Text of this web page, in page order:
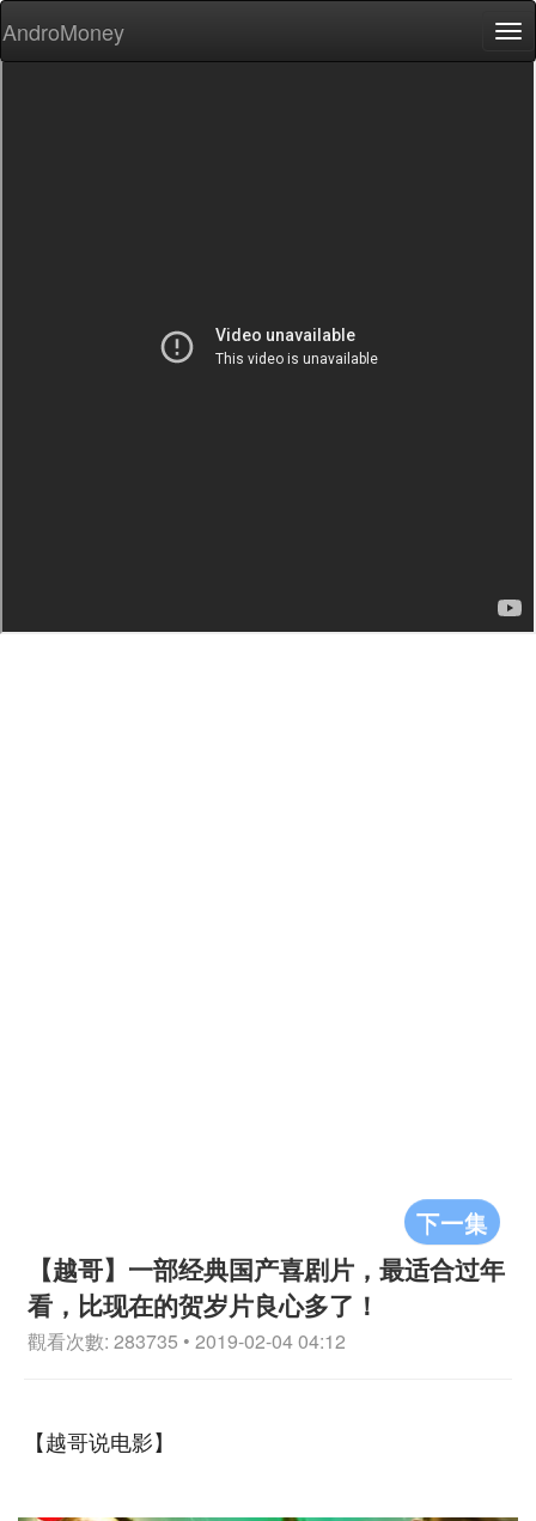
AndroMoney
下一集
【越哥】一部经典国产喜剧片，最适合过年
看，比现在的贺岁片良心多了！
觀看次數: 283735 • 2019-02-04 04:12
【越哥说电影】